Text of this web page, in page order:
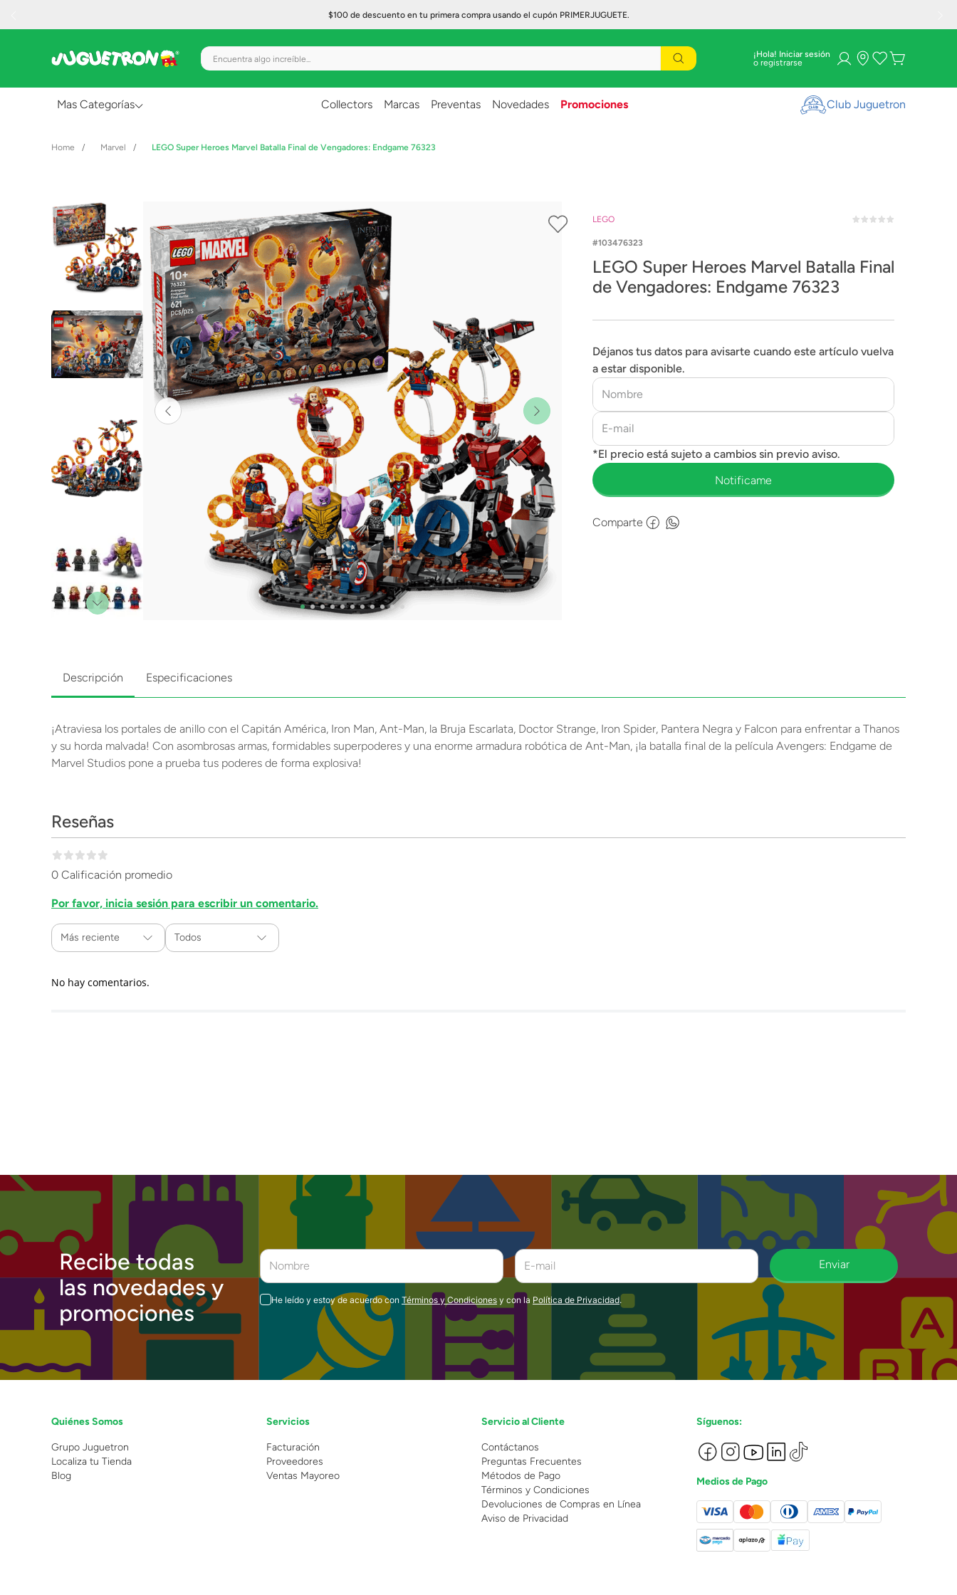
$100 de descuento en tu primera compra usando el cupón PRIMERJUGUETE.
Encuentra algo increíble... ¡Hola! Iniciar sesión
Mas Categorías
Creatividad y Arte
Figuras de Acción
Gadgets y Electrónicos
Juegos de Mesa
Lanzadores
Muñecas
Peluches
Vehículos y Pistas
Collectors Marcas Preventas Novedades Promociones Club Juguetron
Marvel LEGO Super Heroes Marvel Batalla Final de Vengadores: Endgame 76323
LEGO
103476323
LEGO Super Heroes Marvel Batalla Final
de Vengadores: Endgame 76323
Déjanos tus datos para avisarte cuando este artículo vuelva
a estar disponible.
Comparte
Descripción Especificaciones
¡Atraviesa los portales de anillo con el Capitán América, Iron Man, Ant-Man, la Bruja Escarlata, Doctor Strange, Iron Spider, Pantera Negra y Falcon para enfrentar a Thanos
y su horda malvada! Con asombrosas armas, formidables superpoderes y una enorme armadura robótica de Ant-Man, ¡la batalla final de la película Avengers: Endgame de
Marvel Studios pone a prueba tus poderes de forma explosiva!
Reseñas
0 Calificación promedio
Por favor, inicia sesión para escribir un comentario.
Más reciente Todos
No hay comentarios.
Recibe todas
las novedades y
promociones
Enviar
He leído y estoy de acuerdo con Términos y Condiciones y con la Política de Privacidad.
Quiénes Somos
Grupo Juguetron
Localiza tu Tienda
Blog
Servicios
Facturación
Proveedores
Ventas Mayoreo
Servicio al Cliente
Contáctanos
Preguntas Frecuentes
Métodos de Pago
Términos y Condiciones
Devoluciones de Compras en Línea
Aviso de Privacidad
Síguenos:
Medios de Pago